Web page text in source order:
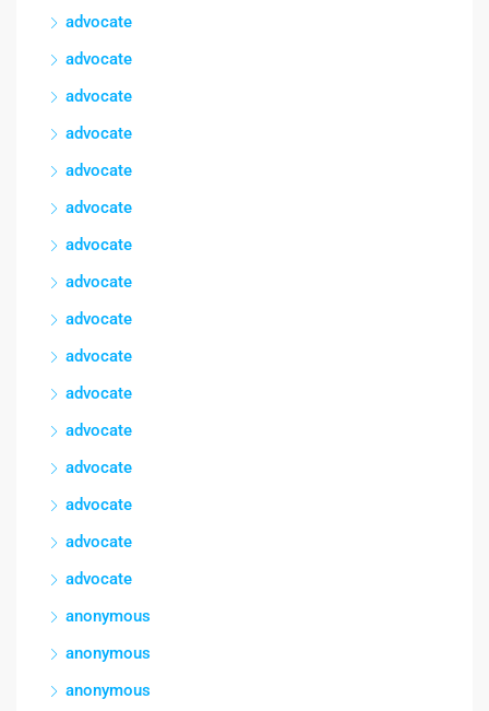
advocate
advocate
advocate
advocate
advocate
advocate
advocate
advocate
advocate
advocate
advocate
advocate
advocate
advocate
advocate
advocate
anonymous
anonymous
anonymous